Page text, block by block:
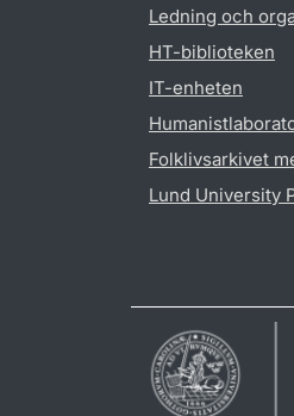
Ledning och
HT-biblioteken
IT-enheten
Folklivsarkivet
Lund University